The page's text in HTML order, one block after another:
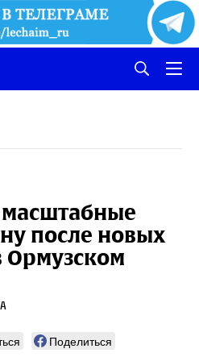
после новых
Ормузском
Поделиться